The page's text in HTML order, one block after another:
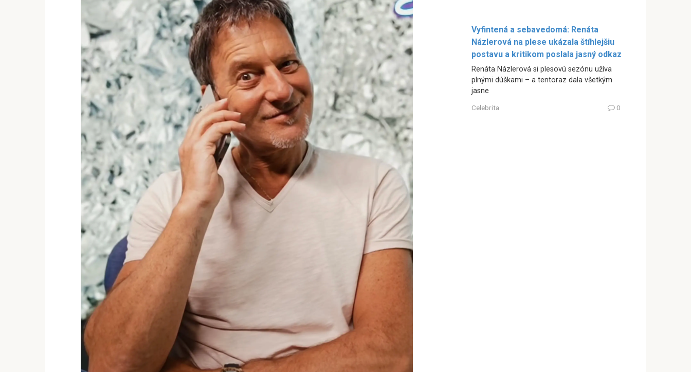
Vyfintená a sebavedomá: Renáta
Názlerová na plese ukázala štíhlejšiu
postavu a kritikom poslala jasný odkaz
Renáta Názlerová si plesovú sezónu užíva
plnými dúškami – a tentoraz dala všetkým
jasne
Celebrita 0